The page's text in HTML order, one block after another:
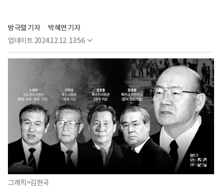
방극렬 기자
박혜연 기자
업데이트 2024.12.12. 13:56
그래픽=김현국